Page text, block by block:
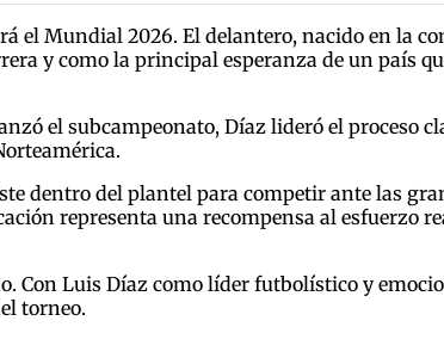
el Mundial 2026. El delantero, nacido en la
y como la principal esperanza de un país
el subcampeonato, Díaz lideró el proceso
dentro del plantel para competir ante las
representa una recompensa al esfuerzo
Con Luis Díaz como líder futbolístico y
torneo.